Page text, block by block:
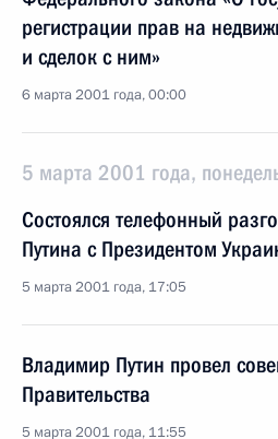
регистрации прав на
и сделок с ним»
6 марта 2001 года, 00:00
5 марта 2001 года,
Состоялся телефонный
Путина с Президентом
5 марта 2001 года, 17:05
Владимир Путин провел
Правительства
5 марта 2001 года, 11:55